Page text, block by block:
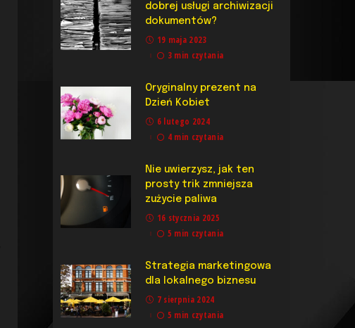
dobrej usługi archiwizacji
dokumentów?
19 maja 2023
3 min czytania
Oryginalny prezent na
Dzień Kobiet
6 lutego 2024
4 min czytania
Nie uwierzysz, jak ten
prosty trik zmniejsza
zużycie paliwa
16 stycznia 2025
5 min czytania
Strategia marketingowa
dla lokalnego biznesu
7 sierpnia 2024
5 min czytania